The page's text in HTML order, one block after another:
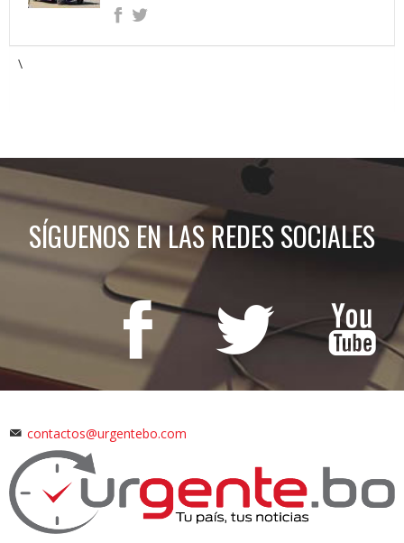
\
SÍGUENOS EN LAS REDES SOCIALES
contactos@urgentebo.com